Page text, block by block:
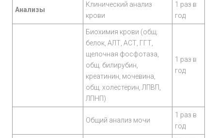
Анализы
Клинический анализ
крови
1 раз в
год
Биохимия крови (общ.
белок, АЛТ, АСТ, ГГТ,
щелочная фосфотаза,
общ. билирубин,
креатинин, мочевина,
общ. холестерин, ЛПВП,
ЛПНП)
1 раз в
год
Общий анализ мочи
1 раз в
год